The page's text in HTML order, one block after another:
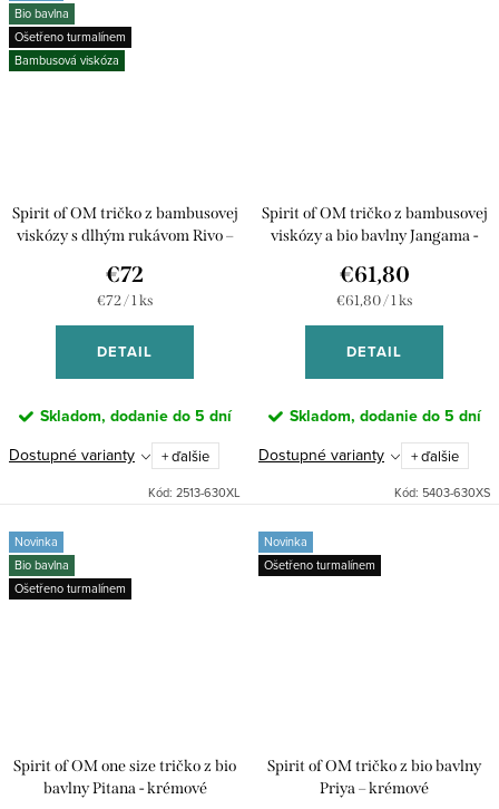
Bio bavlna
Ošetřeno turmalínem
Bambusová viskóza
Spirit of OM tričko z bambusovej
viskózy s dlhým rukávom Rivo –
€72
Jednotková
€72 / 1 ks
DETAIL
Skladom, dodanie do 5 dní
Dostupné varianty + ďalšie
Kód: 2513-630XL
Spirit of OM tričko z bambusovej
viskózy a bio bavlny Jangama -
€61,80
Jednotková
€61,80 / 1 ks
DETAIL
Skladom, dodanie do 5 dní
Dostupné varianty + ďalšie
Kód: 5403-630XS
Novinka
Bio bavlna
Ošetřeno turmalínem
Spirit of OM one size tričko z bio
bavlny Pitana - krémové
Novinka
Ošetřeno turmalínem
Spirit of OM tričko z bio bavlny
Priya – krémové